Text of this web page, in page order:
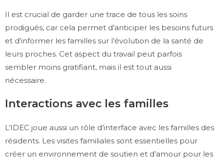
Il est crucial de garder une trace de tous les soins
prodigués, car cela permet d’anticiper les besoins futurs
et d’informer les familles sur l’évolution de la santé de
leurs proches. Cet aspect du travail peut parfois
sembler moins gratifiant, mais il est tout aussi
nécessaire.
Interactions avec les familles
L’IDEC joue aussi un rôle d’interface avec les familles des
résidents. Les visites familiales sont essentielles pour
créer un environnement de soutien et d’amour pour les